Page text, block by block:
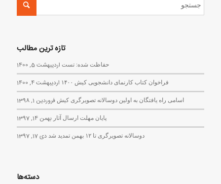
تازه ترین مطالب
حفاظت شده: تست اردیبهشت 5, 1400
فراخوان کتاب کارنمای دانشجویی کیش ۱۴۰۰ اردیبهشت 4, 1400
اسامی راه یافتگان به اولین دوسالانه تصویرگری کیش فروردین 1, 1398
پایان مهلت ارسال آثار بهمن 14, 1397
دوسالانه تصویرگری تا ۱۲ بهمن تمدید شد دی 17, 1397
دسته‌ها